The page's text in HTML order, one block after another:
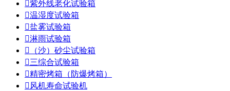
紫外线老化试验箱
温湿度试验箱
盐雾试验箱
淋雨试验箱

（沙）砂尘试验箱
三综合试验箱
精密烤箱（防爆烤箱）
 风机寿命试验机